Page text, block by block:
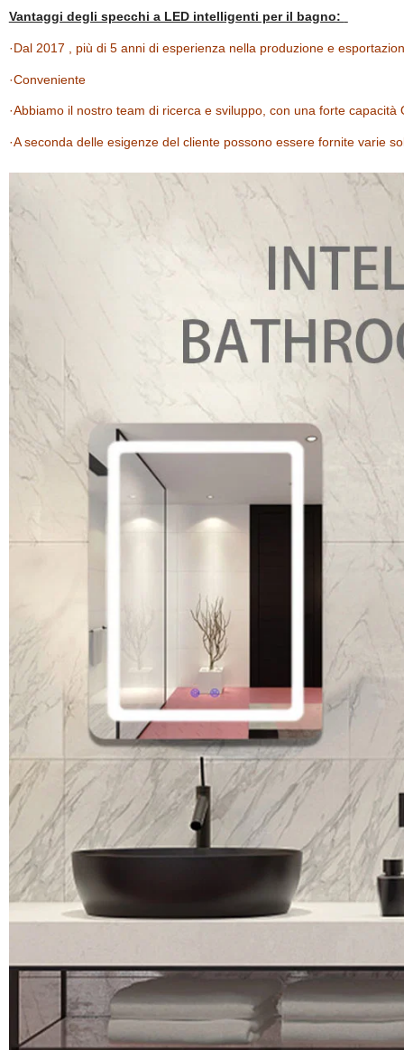
Vantaggi degli specchi a LED intelligenti per il bagno:
·Dal 2017 , più di 5 anni di esperienza nella produzione e
·Conveniente
·Abbiamo il nostro team di ricerca e sviluppo, con una forte capacità
·A seconda delle esigenze del cliente possono essere fornite varie